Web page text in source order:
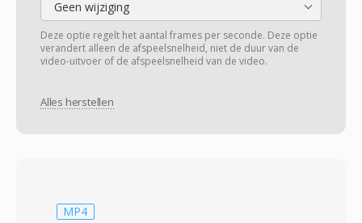
Geen wijziging
Deze optie regelt het aantal frames per seconde. Deze optie
verandert alleen de afspeelsnelheid, niet de duur van de
video-uitvoer of de afspeelsnelheid van de video.
Alles herstellen
MP4